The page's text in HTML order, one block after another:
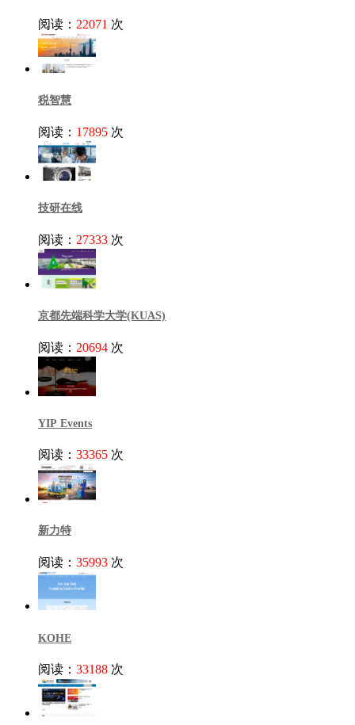
阅读： 22071 次
税智慧
阅读： 17895 次
技研在线
阅读： 27333 次
京都先端科学大学(KUAS)
阅读： 20694 次
YIP Events
阅读： 33365 次
新力特
阅读： 35993 次
KOHE
阅读： 33188 次